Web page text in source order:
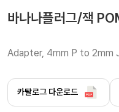
바나나플러그/잭
Adapter, 4mm P to 2mm
카탈로그 다운로드